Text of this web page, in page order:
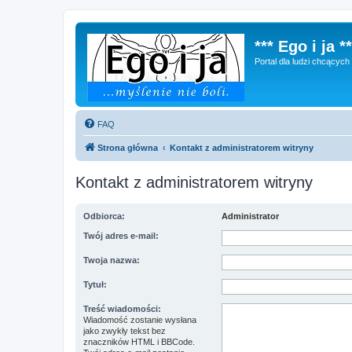
*** Ego i ja
Portal dla ludzi chcących
FAQ
Strona główna Kontakt z administratorem witryny
Kontakt z administratorem witryny
Odbiorca: Administrator
Twój adres e-mail:
Twoja nazwa:
Tytuł:
Treść wiadomości:
Wiadomość zostanie wysłana
jako zwykły tekst bez
znaczników HTML i BBCode.